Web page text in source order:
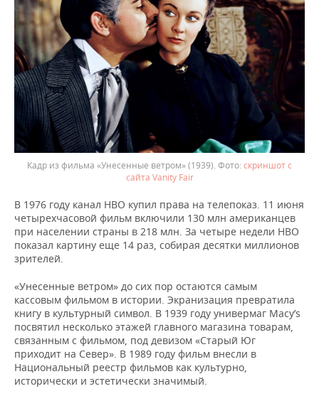
Кадр из фильма «Унесенные ветром» (1939).
скриншот с
сайта Vanity Fair
В 1976 году канал HBO купил права на телепоказ. 11 июня
четырехчасовой фильм включили 130 млн американцев
при населении страны в 218 млн. За четыре недели HBO
показал картину еще 14 раз, собирая десятки миллионов
зрителей.
«Унесенные ветром» до сих пор остаются самым
кассовым фильмом в истории. Экранизация превратила
книгу в культурный символ. В 1939 году универмаг Macy’s
посвятил несколько этажей главного магазина товарам,
связанным с фильмом, под девизом «Старый Юг
приходит на Север». В 1989 году фильм внесли в
Национальный реестр фильмов как культурно,
исторически и эстетически значимый.